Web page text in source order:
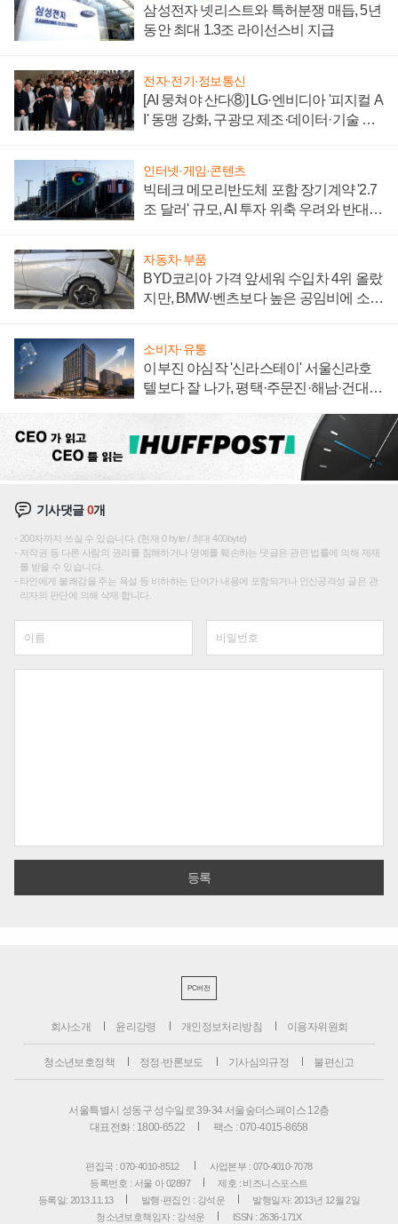
삼성전자 넷리스트와 특허분쟁 매듭, 5년
동안 최대 1.3조 라이선스비 지급
전자·전기·정보통신
[AI 뭉쳐야 산다⑧] LG·엔비디아 '피지컬 A
I' 동맹 강화, 구광모 제조·데이터·기술 결
인터넷·게임·콘텐츠
빅테크 메모리반도체 포함 장기계약 '2.7
조 달러' 규모, AI 투자 위축 우려와 반대
자동차·부품
BYD코리아 가격 앞세워 수입차 4위 올랐
지만, BMW·벤츠보다 높은 공임비에 소비
소비자·유통
이부진 야심작 '신라스테이' 서울신라호
텔보다 잘 나가, 평택·주문진·해남·건대로
기사댓글0개
200자까지 쓰실 수 있습니다. (현재 0 byte / 최대 400byte)
저작권 등 다른 사람의 권리를 침해하거나 명예를 훼손하는 댓글은 관련 법률에 의해 제재
를 받을 수 있습니다.
타인에게 불쾌감을 주는 욕설 등 비하하는 단어가 내용에 포함되거나 인신공격성 글은 관
리자의 판단에 의해 삭제 합니다.
PC버전
회사소개 윤리강령 개인정보처리방침 이용자위원회
청소년보호정책 정정·반론보도 기사심의규정 불편신고
서울특별시 성동구 성수일로 39-34 서울숲더스페이스 12층
대표전화 : 1800-6522
팩스 : 070-4015-8658
편집국 : 070-4010-8512
사업본부 : 070-4010-7078
등록번호 : 서울 아 02897
제호 : 비즈니스포스트
등록일: 2013.11.13
발행·편집인 : 강석운
발행일자: 2013년 12월 2일
청소년보호책임자 : 강석운
ISSN : 2636-171X